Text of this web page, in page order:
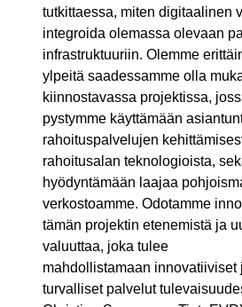
tutkittaessa, miten digitaalinen
integroida olemassa olevaan
infrastruktuuriin. Olemme
ylpeitä saadessamme olla
kiinnostavassa projektissa,
pystymme käyttämään
rahoituspalvelujen
rahoitusalan teknologioista,
hyödyntämään laajaa
verkostoamme. Odotamme
tämän projektin etenemistä ja
valuuttaa, joka tulee
mahdollistamaan innovatiiviset
turvalliset palvelut